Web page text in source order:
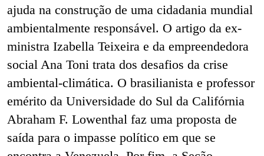
ajuda na construção de uma cidadania mundial
ambientalmente responsável. O artigo da ex-
ministra Izabella Teixeira e da empreendedora
social Ana Toni trata dos desafios da crise
ambiental-climática. O brasilianista e professor
emérito da Universidade do Sul da Califórnia
Abraham F. Lowenthal faz uma proposta de
saída para o impasse político em que se